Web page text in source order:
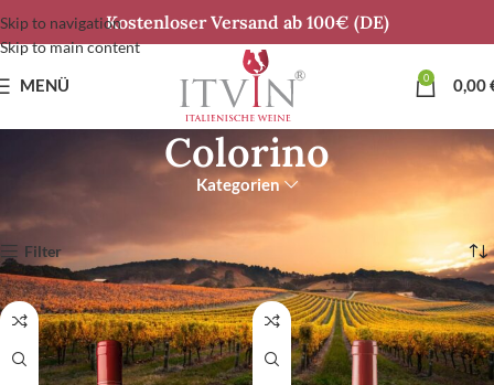
Skip to navigation
Skip to main content
Kostenloser Versand ab 100€ (DE)
MENÜ 0 0,00
Colorino
Kategorien
Alle 2 Ergebnisse werden angezeigt
Filter